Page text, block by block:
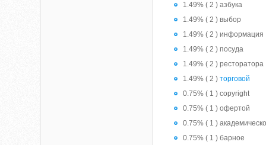
1.49% ( 2 ) азбука
1.49% ( 2 ) выбор
1.49% ( 2 ) информация
1.49% ( 2 ) посуда
1.49% ( 2 ) ресторатора
1.49% ( 2 )торговой
0.75% ( 1 ) copyright
0.75% ( 1 ) oфeртoй
0.75% ( 1 )
0.75% ( 1 ) барное